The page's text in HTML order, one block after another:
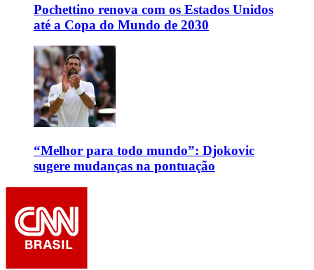
Pochettino renova com os Estados Unidos
até a Copa do Mundo de 2030
“Melhor para todo mundo”: Djokovic
sugere mudanças na pontuação